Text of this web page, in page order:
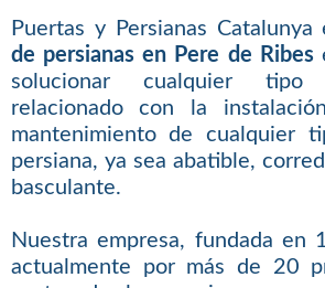
Puertas y Persianas
de persianas en Pere de Ribes
solucionar cualquier
relacionado con la
mantenimiento de cualquier
persiana, ya sea abatible,
basculante.
Nuestra empresa, fundada en
actualmente por más de 20